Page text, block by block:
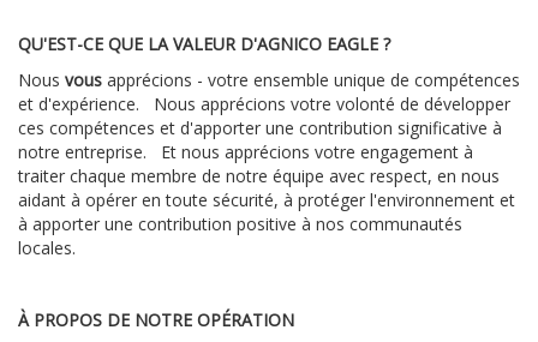
QU'EST-CE QUE LA VALEUR D'AGNICO EAGLE ?
Nous vous apprécions - votre ensemble unique de compétences
et d'expérience.
Nous apprécions votre volonté de développer
ces compétences et d'apporter une contribution significative à
notre entreprise.
Et nous apprécions votre engagement à
traiter chaque membre de notre équipe avec respect, en nous
aidant à opérer en toute sécurité, à protéger l'environnement et
à apporter une contribution positive à nos communautés
locales.
À PROPOS DE NOTRE OPÉRATION